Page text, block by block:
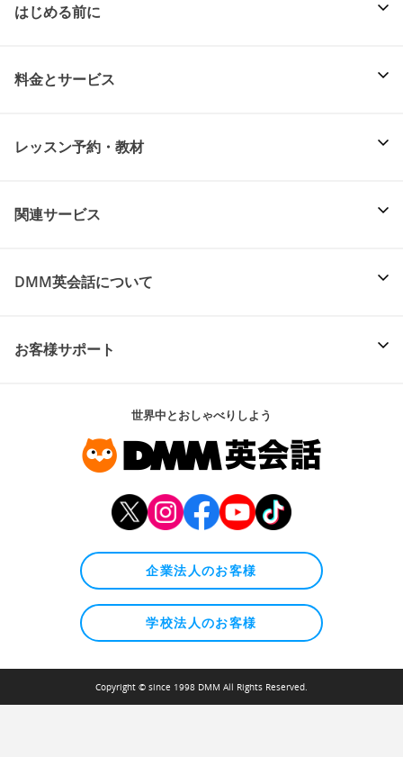
はじめる前に
料金とサービス
レッスン予約・教材
関連サービス
DMM英会話について
お客様サポート
世界中とおしゃべりしよう
企業法人のお客様
学校法人のお客様
Copyright © since 1998 DMM All Rights Reserved.